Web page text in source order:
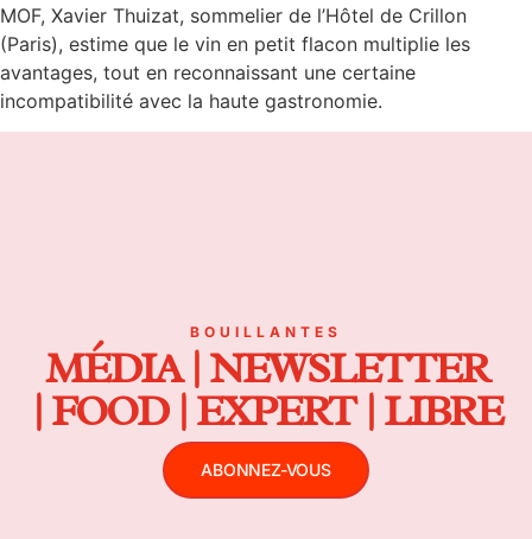
MOF, Xavier Thuizat, sommelier de l’Hôtel de Crillon
(Paris), estime que le vin en petit flacon multiplie les
avantages, tout en reconnaissant une certaine
incompatibilité avec la haute gastronomie.
BOUILLANTES
MÉDIA | NEWSLETTER
| FOOD | EXPERT | LIBRE
ABONNEZ-VOUS